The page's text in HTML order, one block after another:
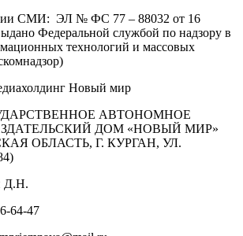
СМИ: ЭЛ № ФС 77 – 88032 от 16
Федеральной службой по надзору в
технологий и массовых
Новый мир
АВТОНОМНОЕ
ДОМ «НОВЫЙ МИР»
ОБЛАСТЬ, Г. КУРГАН, УЛ.
Д.Н.
64-47